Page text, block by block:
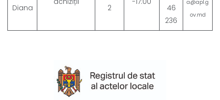
Diana
2
46
236
a@apl.g
ov.md